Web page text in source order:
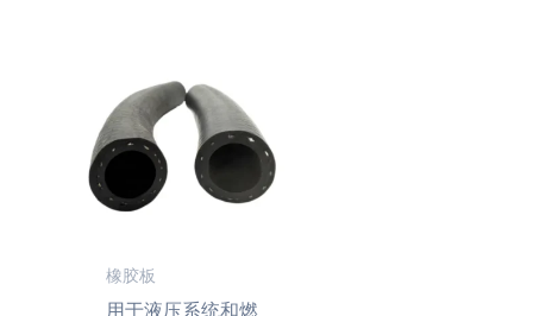
橡胶板
用于液压系统和燃